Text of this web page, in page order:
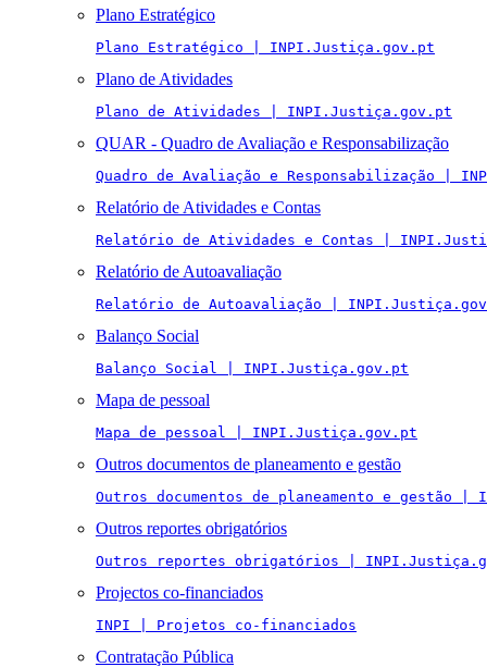
Plano Estratégico
Plano Estratégico | INPI.Justiça.gov.pt
Plano de Atividades
Plano de Atividades | INPI.Justiça.gov.pt
QUAR - Quadro de Avaliação e Responsabilização
Quadro de Avaliação e Responsabilização |
Relatório de Atividades e Contas
Relatório de Atividades e Contas |
Relatório de Autoavaliação
Relatório de Autoavaliação |
Balanço Social
Balanço Social | INPI.Justiça.gov.pt
Mapa de pessoal
Mapa de pessoal | INPI.Justiça.gov.pt
Outros documentos de planeamento e gestão
Outros documentos de planeamento e gestão
Outros reportes obrigatórios
Outros reportes obrigatórios |
Projectos co-financiados
INPI | Projetos co-financiados
Contratação Pública